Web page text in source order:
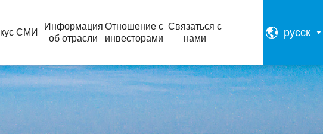
русск
СМИ
Информация
об отрасли
Отношение с
инвесторами
Связаться с
нами